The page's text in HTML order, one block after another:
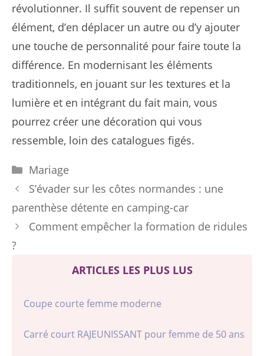
révolutionner. Il suffit souvent de repenser un
élément, d’en déplacer un autre ou d’y ajouter
une touche de personnalité pour faire toute la
différence. En modernisant les éléments
traditionnels, en jouant sur les textures et la
lumière et en intégrant du fait main, vous
pourrez créer une décoration qui vous
ressemble, loin des catalogues figés.
Catégories
Mariage
S’évader sur les côtes normandes : une
parenthèse détente en camping-car
Comment empêcher la formation de ridules
?
ARTICLES LES PLUS LUS
Coupe courte femme moderne
Carré court RAJEUNISSANT pour femme de 50 ans